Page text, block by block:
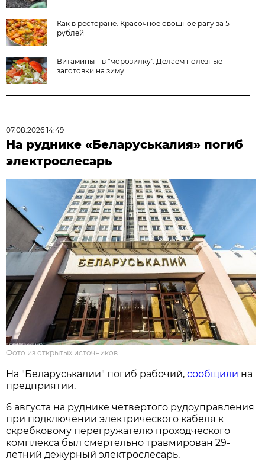
Как в ресторане. Красочное овощное рагу за 5
рублей
Витамины – в "морозилку". Делаем полезные
заготовки на зиму
07.08.2026 14:49
На руднике «Беларуськалия» погиб
электрослесарь
Фото из открытых источников
На "Беларуськалии" погиб рабочий,сообщили на
предприятии.
6 августа на руднике четвертого рудоуправления
при подключении электрического кабеля к
скребковому перегружателю проходческого
комплекса был смертельно травмирован 29-
летний дежурный электрослесарь.